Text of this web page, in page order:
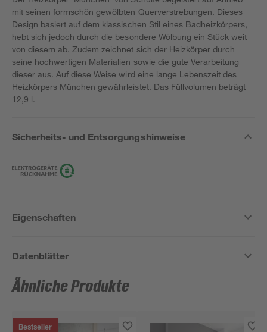
mit seinen formschön gewölbten Querverstrebungen. Dieses
Design basiert auf dem klassischen Stil eines Badheizkörpers,
hebt sich jedoch durch die besondere Wölbung ein Stück weit
von diesem ab. Zudem zeichnet sich der Heizkörper durch
seine hochwertigen Materialien sowie die gute Verarbeitung
dieser aus. Auf diese Weise wird eine lange Lebenszeit des
Heizkörpers München gewährleistet. Das Füllvolumen beträgt
12,9 l.
Sicherheits- und Entsorgungshinweise
Eigenschaften
Datenblätter
Ähnliche Produkte
Bestseller